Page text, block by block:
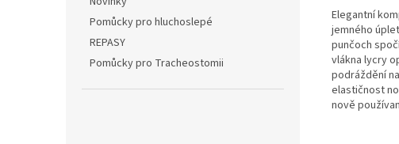
Pomůcky pro hluchoslepé
REPASY
Pomůcky pro Tracheostomii
Elegantní
jemného
punčoch
vlákna lycry
podráždění
elastičnost
nově